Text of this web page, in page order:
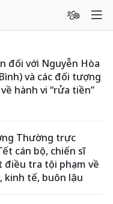
đối với Nguyễn Hòa
và các đối tượng
hành vi “rửa tiền”
Thường trực
cán bộ, chiến sĩ
điều tra tội phạm về
kinh tế, buôn lậu